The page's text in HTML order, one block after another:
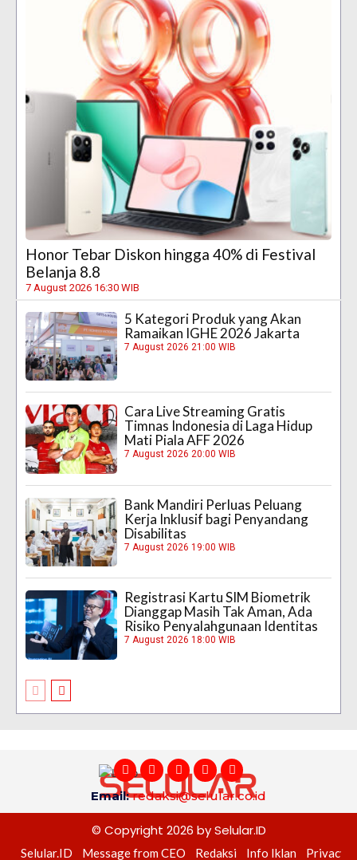
Honor Tebar Diskon hingga 40% di Festival
Belanja 8.8
7 August 2026 16:30 WIB
5 Kategori Produk yang Akan
Ramaikan IGHE 2026 Jakarta
7 August 2026 21:00 WIB
Cara Live Streaming Gratis
Timnas Indonesia di Laga Hidup
Mati Piala AFF 2026
7 August 2026 20:00 WIB
Bank Mandiri Perluas Peluang
Kerja Inklusif bagi Penyandang
Disabilitas
7 August 2026 19:00 WIB
Registrasi Kartu SIM Biometrik
Dianggap Masih Tak Aman, Ada
Risiko Penyalahgunaan Identitas
7 August 2026 18:00 WIB
Email:redaksi@selular.co.id
© Copyright 2026 by Selular.ID
Selular.ID Message from CEO Redaksi Info Iklan Privacy